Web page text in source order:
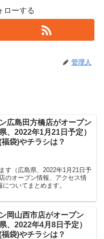
ローする
管理人
広島田方橋店がオープン
、2022年1月21日予定）
袋)やチラシは？
す（広島県、2022年1月21日予
のオープン情報、アクセス情
ついてまとめます。
岡山西市店がオープン
、2022年4月8日予定）
袋)やチラシは？